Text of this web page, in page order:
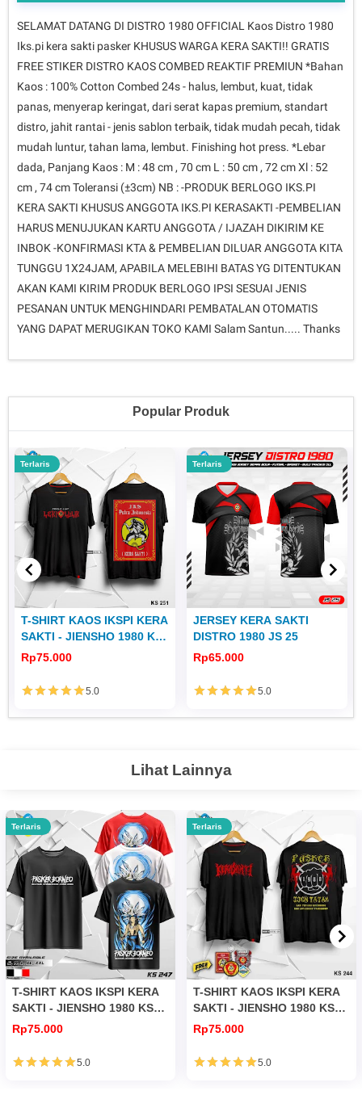
SELAMAT DATANG DI DISTRO 1980 OFFICIAL Kaos Distro 1980
Iks.pi kera sakti pasker KHUSUS WARGA KERA SAKTI!! GRATIS
FREE STIKER DISTRO KAOS COMBED REAKTIF PREMIUN *Bahan
Kaos : 100% Cotton Combed 24s - halus, lembut, kuat, tidak
panas, menyerap keringat, dari serat kapas premium, standart
distro, jahit rantai - jenis sablon terbaik, tidak mudah pecah, tidak
mudah luntur, tahan lama, lembut. Finishing hot press. *Lebar
dada, Panjang Kaos : M : 48 cm , 70 cm L : 50 cm , 72 cm Xl : 52
cm , 74 cm Toleransi (±3cm) NB : -PRODUK BERLOGO IKS.PI
KERA SAKTI KHUSUS ANGGOTA IKS.PI KERASAKTI -PEMBELIAN
HARUS MENUJUKAN KARTU ANGGOTA / IJAZAH DIKIRIM KE
INBOK -KONFIRMASI KTA & PEMBELIAN DILUAR ANGGOTA KITA
TUNGGU 1X24JAM, APABILA MELEBIHI BATAS YG DITENTUKAN
AKAN KAMI KIRIM PRODUK BERLOGO IPSI SESUAI JENIS
PESANAN UNTUK MENGHINDARI PEMBATALAN OTOMATIS
YANG DAPAT MERUGIKAN TOKO KAMI Salam Santun..... Thanks
Popular Produk
Terlaris
T-SHIRT KAOS IKSPI KERA
SAKTI - JIENSHO 1980 KS
251
Rp75.000
5.0
Terlaris
JERSEY KERA SAKTI
DISTRO 1980 JS 25
Rp65.000
5.0
Lihat Lainnya
Terlaris
T-SHIRT KAOS IKSPI KERA
SAKTI - JIENSHO 1980 KS
247
Rp75.000
5.0
Terlaris
T-SHIRT KAOS IKSPI KERA
SAKTI - JIENSHO 1980 KS
244
Rp75.000
5.0